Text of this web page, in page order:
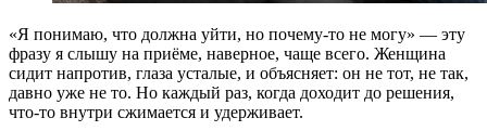
«Я понимаю, что должна уйти, но почему-то не могу» — эту
фразу я слышу на приёме, наверное, чаще всего. Женщина
сидит напротив, глаза усталые, и объясняет: он не тот, не так,
давно уже не то. Но каждый раз, когда доходит до решения,
что-то внутри сжимается и удерживает.